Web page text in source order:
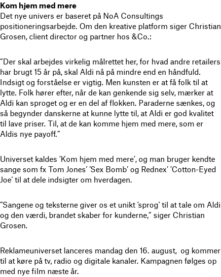
Kom hjem med mere
Det nye univers er baseret på NoA Consultings
positioneringsarbejde. Om den kreative platform siger Christian
Grosen, client director og partner hos &Co.:
”Der skal arbejdes virkelig målrettet her, for hvad andre retailers
har brugt 15 år på, skal Aldi nå på mindre end en håndfuld.
Indsigt og forståelse er vigtig. Men kunsten er at få folk til at
lytte. Folk hører efter, når de kan genkende sig selv, mærker at
Aldi kan sproget og er en del af flokken. Paraderne sænkes, og
så begynder danskerne at kunne lytte til, at Aldi er god kvalitet
til lave priser. Til, at de kan komme hjem med mere, som er
Aldis nye payoff.”
Universet kaldes ’Kom hjem med mere’, og man bruger kendte
sange som fx Tom Jones’ ’Sex Bomb’ og Rednex’ ’Cotton-Eyed
Joe’ til at dele indsigter om hverdagen.
”Sangene og teksterne giver os et unikt ’sprog’ til at tale om Aldi
og den værdi, brandet skaber for kunderne,” siger Christian
Grosen.
Reklameuniverset lanceres mandag den 16. august, og kommer
til at køre på tv, radio og digitale kanaler. Kampagnen følges op
med nye film næste år.